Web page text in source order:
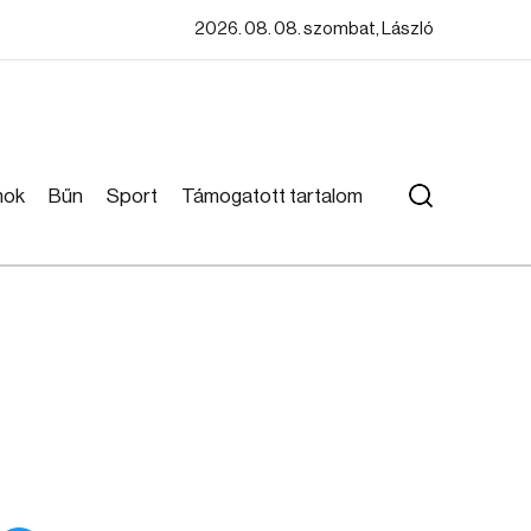
2026. 08. 08. szombat, László
Bűn Sport Támogatott tartalom